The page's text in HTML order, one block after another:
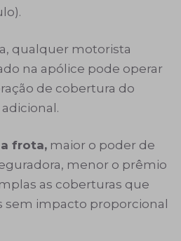
qualquer motorista
na apólice pode operar
de cobertura do
frota, maior o poder de
menor o prêmio
as coberturas que
sem impacto proporcional